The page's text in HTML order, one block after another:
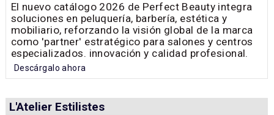
El nuevo catálogo 2026 de Perfect Beauty integra
soluciones en peluquería, barbería, estética y
mobiliario, reforzando la visión global de la marca
como 'partner' estratégico para salones y centros
especializados. innovación y calidad profesional.
Descárgalo ahora
L'Atelier Estilistes